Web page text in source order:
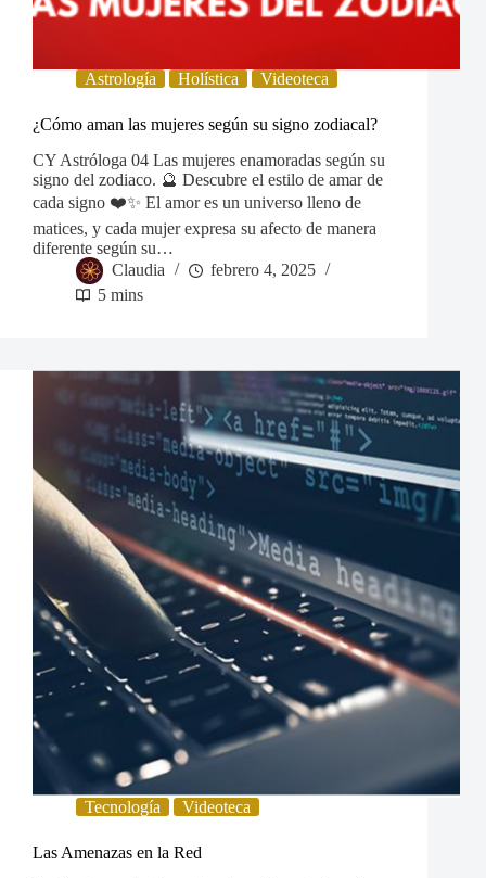
Astrología Holística Videoteca
¿Cómo aman las mujeres según su signo zodiacal?
CY Astróloga 04 Las mujeres enamoradas según su
signo del zodiaco. 🔮 Descubre el estilo de amar de
cada signo ❤️✨ El amor es un universo lleno de
matices, y cada mujer expresa su afecto de manera
diferente según su…
Claudia
febrero 4, 2025
5 mins
Tecnología Videoteca
Las Amenazas en la Red